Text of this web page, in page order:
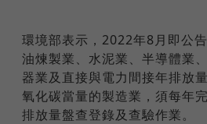
環境部表示，2022年8月即公
油煉製業、水泥業、半導體業
器業及直接與電力間接年排放
氧化碳當量的製造業，須每年
排放量盤查登錄及查驗作業。